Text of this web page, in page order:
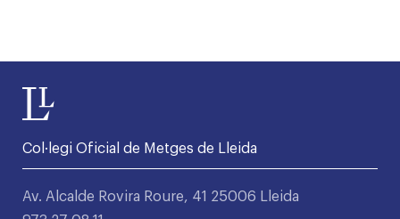
Col·legi Oficial de Metges de Lleida
Av. Alcalde Rovira Roure, 41 25006 Lleida